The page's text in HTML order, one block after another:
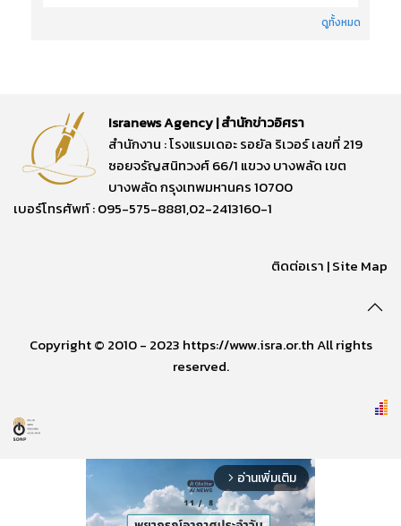
ดูทั้งหมด
Isranews Agency | สำนักข่าวอิศรา
สำนักงาน : โรงแรมเดอะ รอยัล ริเวอร์ เลขที่ 219
ซอยจรัญสนิทวงศ์ 66/1 แขวง บางพลัด เขต
บางพลัด กรุงเทพมหานคร 10700
เบอร์โทรศัพท์ : 095-575-8881,02-2413160-1
ติดต่อเรา |Site Map
Copyright © 2010 - 2023 https://www.isra.or.th All rights
reserved.
arrow_forward_ios อ่านเพิ่มเติม